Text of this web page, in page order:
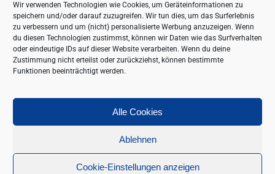
Wir verwenden Technologien wie Cookies, um Geräteinformationen zu
speichern und/oder darauf zuzugreifen. Wir tun dies, um das Surferlebnis
zu verbessern und um (nicht) personalisierte Werbung anzuzeigen. Wenn
du diesen Technologien zustimmst, können wir Daten wie das Surfverhalten
oder eindeutige IDs auf dieser Website verarbeiten. Wenn du deine
Zustimmung nicht erteilst oder zurückziehst, können bestimmte
Funktionen beeinträchtigt werden.
Alle Cookies
Ablehnen
Cookie-Einstellungen anzeigen
New Gastroline GmbH
Barthestraße 115
18356 Barth
Deutschland/Germany
Öffnungszeiten:
Mo. - Fr. 09.00 bis 16.00 Uhr
https://www.newgastroline.de